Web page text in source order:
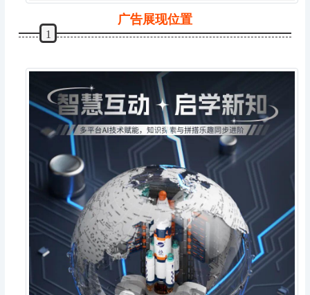
广告展现位置
1